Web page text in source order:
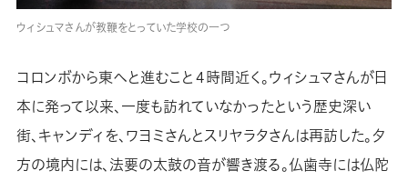
ウィシュマさんが教鞭をとっていた学校の一つ
コロンボから東へと進むこと４時間近く。ウィシュマさんが日
本に発って以来、一度も訪れていなかったという歴史深い
街、キャンディを、ワヨミさんとスリヤラタさんは再訪した。夕
方の境内には、法要の太鼓の音が響き渡る。仏歯寺には仏陀